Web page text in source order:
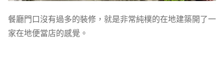
餐廳門口沒有過多的裝修，就是非常純樸的在地建築開了一
家在地便當店的感覺。